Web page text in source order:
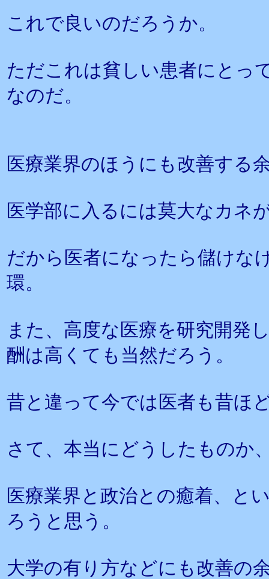
これで良いのだろうか。
ただこれは貧しい患者にとっ
なのだ。
医療業界のほうにも改善する
医学部に入るには莫大なカネ
だから医者になったら儲けな
環。
また、高度な医療を研究開発
酬は高くても当然だろう。
昔と違って今では医者も昔ほ
さて、本当にどうしたものか
医療業界と政治との癒着、と
ろうと思う。
大学の有り方などにも改善の